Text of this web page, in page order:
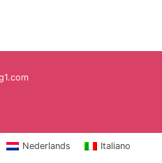
Nederlands Italiano